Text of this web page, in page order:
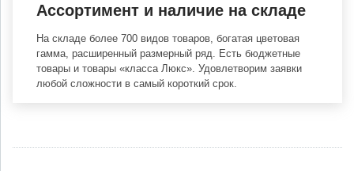
Ассортимент и наличие на складе
На складе более 700 видов товаров, богатая цветовая
гамма, расширенный размерный ряд. Есть бюджетные
товары и товары «класса Люкс». Удовлетворим заявки
любой сложности в самый короткий срок.